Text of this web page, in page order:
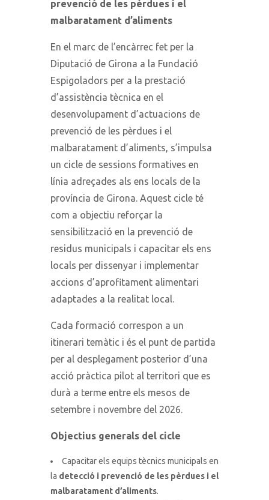
prevenció de les pèrdues i el
malbaratament d’aliments
En el marc de l’encàrrec fet per la
Diputació de Girona a la Fundació
Espigoladors per a la prestació
d’assistència tècnica en el
desenvolupament d’actuacions de
prevenció de les pèrdues i el
malbaratament d’aliments, s’impulsa
un cicle de sessions formatives en
línia adreçades als ens locals de la
província de Girona. Aquest cicle té
com a objectiu reforçar la
sensibilització en la prevenció de
residus municipals i capacitar els ens
locals per dissenyar i implementar
accions d’aprofitament alimentari
adaptades a la realitat local.
Cada formació correspon a un
itinerari temàtic i és el punt de partida
per al desplegament posterior d’una
acció pràctica pilot al territori que es
durà a terme entre els mesos de
setembre i novembre del 2026.
Objectius generals del cicle
Capacitar els equips tècnics municipals en
la detecció i prevenció de les pèrdues i el
malbaratament d’aliments.